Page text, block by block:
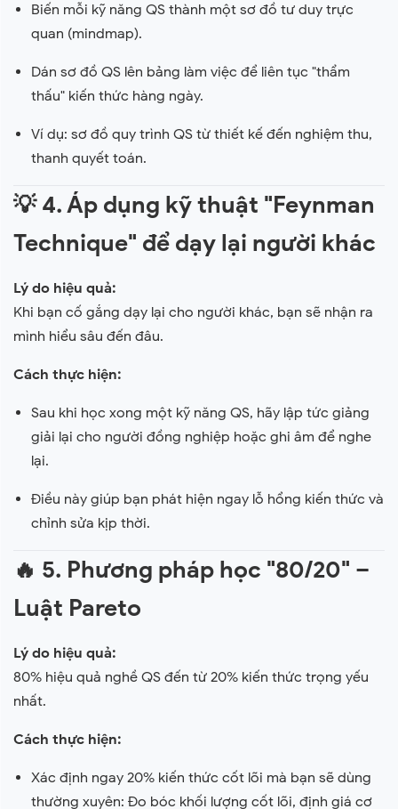
Biến mỗi kỹ năng QS thành một sơ đồ tư duy trực
quan (mindmap).
Dán sơ đồ QS lên bảng làm việc để liên tục "thẩm
thấu" kiến thức hàng ngày.
Ví dụ: sơ đồ quy trình QS từ thiết kế đến nghiệm thu,
thanh quyết toán.
💡4. Áp dụng kỹ thuật "Feynman
Technique" để dạy lại người khác
Lý do hiệu quả:
Khi bạn cố gắng dạy lại cho người khác, bạn sẽ nhận ra
mình hiểu sâu đến đâu.
Cách thực hiện:
Sau khi học xong một kỹ năng QS, hãy lập tức giảng
giải lại cho người đồng nghiệp hoặc ghi âm để nghe
lại.
Điều này giúp bạn phát hiện ngay lỗ hổng kiến thức và
chỉnh sửa kịp thời.
🔥 5. Phương pháp học "80/20" –
Luật Pareto
Lý do hiệu quả:
80% hiệu quả nghề QS đến từ 20% kiến thức trọng yếu
nhất.
Cách thực hiện:
Xác định ngay 20% kiến thức cốt lõi mà bạn sẽ dùng
thường xuyên: Đo bóc khối lượng cốt lõi, định giá cơ